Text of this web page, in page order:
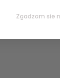
Zgadzam sie